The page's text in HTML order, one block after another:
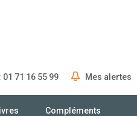
71 16 55 99 Mes alertes
Compléments